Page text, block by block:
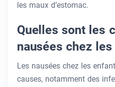
les maux d’estomac.
Quelles sont les
nausées chez
Les nausées chez les
causes, notamment des